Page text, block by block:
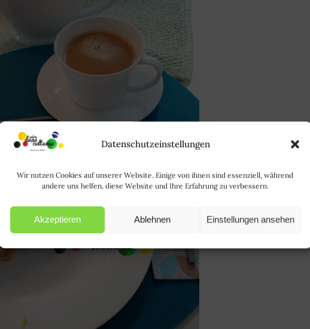
Datenschutzeinstellungen
Wir nutzen Cookies auf unserer Website. Einige von ihnen sind essenziell, während
andere uns helfen, diese Website und Ihre Erfahrung zu verbessern.
Akzeptieren Ablehnen Einstellungen ansehen